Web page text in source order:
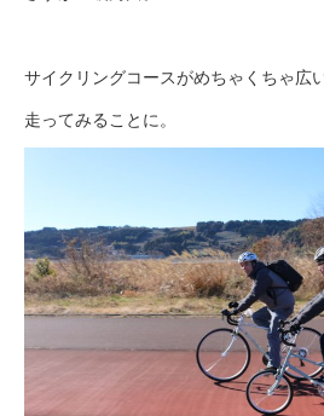
サイクリングコースがめちゃくちゃ広
走ってみることに。